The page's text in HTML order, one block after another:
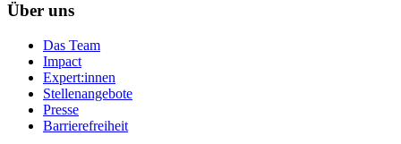
Über uns
Das Team
Impact
Expert:innen
Stellenangebote
Presse
Barrierefreiheit